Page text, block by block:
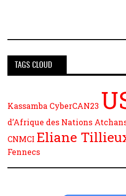
TAGS CLOUD
Kassamba CyberCAN23
d’Afrique des Nations
CNMCI Eliane
Fennecs